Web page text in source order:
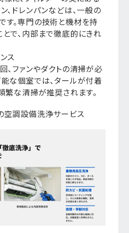
、ドレンパンなどは、一般の
す。専門の技術と機材を持
で、内部まで徹底的にきれ
ス
ファンやダクトの清掃が必
な個室では、タールが付着
繁な清掃が推奨されます。
調設備洗浄サービス